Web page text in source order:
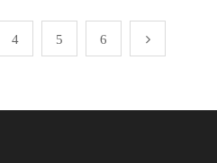
4 5 6